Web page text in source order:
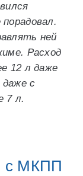
ней
Расход
12 л даже
даже с
7 л.
с МКПП